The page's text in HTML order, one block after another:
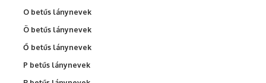
O betűs lánynevek
Ö betűs lánynevek
Ő betűs lánynevek
P betűs lánynevek